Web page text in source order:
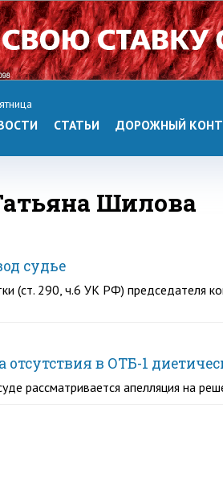
СТАТЬИ ДОРОЖНЫЙ
Шилова
судье
(ст. 290, ч.6 УК РФ) председателя
отсутствия в ОТБ-1
рассматривается апелляция на